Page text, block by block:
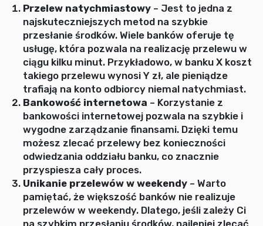
Przelew natychmiastowy– Jest to jedna z
najskuteczniejszych metod na szybkie
przesłanie środków. Wiele banków oferuje tę
usługę, która pozwala na realizację przelewu w
ciągu kilku minut. Przykładowo, w banku X koszt
takiego przelewu wynosi Y zł, ale pieniądze
trafiają na konto odbiorcy niemal natychmiast.
Bankowość internetowa – Korzystanie z
bankowości internetowej pozwala na szybkie i
wygodne zarządzanie finansami. Dzięki temu
możesz zlecać przelewy bez konieczności
odwiedzania oddziału banku, co znacznie
przyspiesza cały proces.
Unikanie przelewów w weekendy– Warto
pamiętać, że większość banków nie realizuje
przelewów w weekendy. Dlatego, jeśli zależy Ci